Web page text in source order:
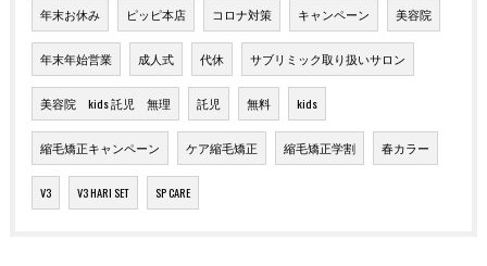
年末お休み ピッピ本店 コロナ対策 キャンペーン 美容院
年末年始営業 成人式 代休 サブリミック取り扱いサロン
美容院 kids 託児 無理 託児 無料 kids
縮毛矯正キャンペーン ケア縮毛矯正 縮毛矯正学割 春カラー
V3 V3 HARI SET SP CARE